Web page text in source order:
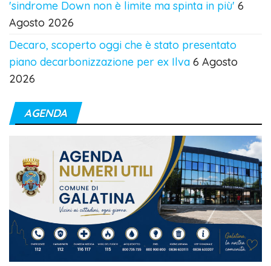
'sindrome Down non è limite ma spinta in più' 6
Agosto 2026
Decaro, scoperto oggi che è stato presentato
piano decarbonizzazione per ex Ilva 6 Agosto
2026
AGENDA